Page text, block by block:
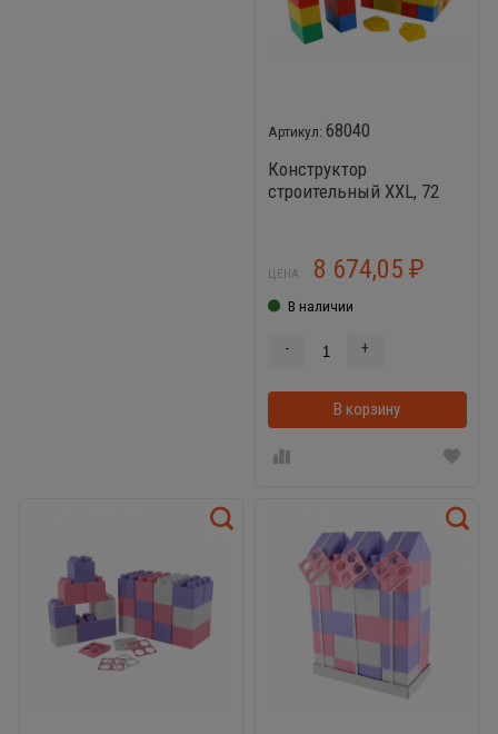
68040
Конструктор
строительный XXL, 72
ЦЕНА: 8 674,05₽
В наличии
- +
В корзину